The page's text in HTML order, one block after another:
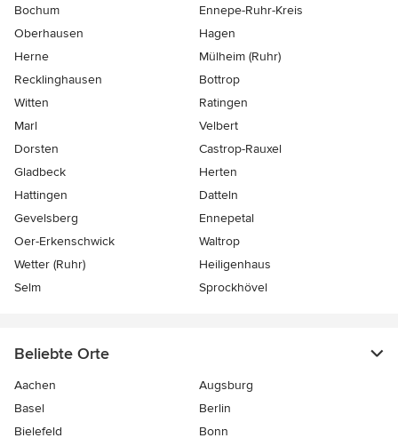
Bochum
Ennepe-Ruhr-Kreis
Oberhausen
Hagen
Herne
Mülheim (Ruhr)
Recklinghausen
Bottrop
Witten
Ratingen
Marl
Velbert
Dorsten
Castrop-Rauxel
Gladbeck
Herten
Hattingen
Datteln
Gevelsberg
Ennepetal
Oer-Erkenschwick
Waltrop
Wetter (Ruhr)
Heiligenhaus
Selm
Sprockhövel
Beliebte Orte
Aachen
Augsburg
Basel
Berlin
Bielefeld
Bonn